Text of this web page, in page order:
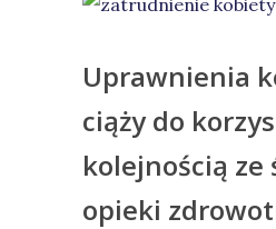
Uprawnienia
ciąży do
kolejnością ze
opieki